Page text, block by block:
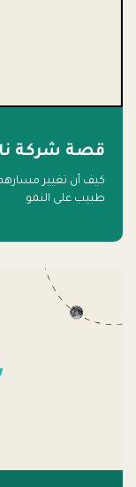
قصة شركة
كيف أن تغيير مسارهم
طبيب على النمو